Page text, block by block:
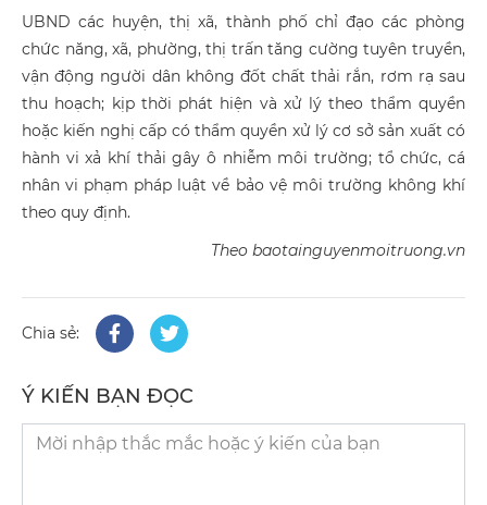
UBND các huyện, thị xã, thành phố chỉ đạo các phòng
chức năng, xã, phường, thị trấn tăng cường tuyên truyền,
vận động người dân không đốt chất thải rắn, rơm rạ sau
thu hoạch; kịp thời phát hiện và xử lý theo thẩm quyền
hoặc kiến nghị cấp có thẩm quyền xử lý cơ sở sản xuất có
hành vi xả khí thải gây ô nhiễm môi trường; tổ chức, cá
nhân vi phạm pháp luật về bảo vệ môi trường không khí
theo quy định.
Theo baotainguyenmoitruong.vn
Chia sẻ:
Ý KIẾN BẠN ĐỌC